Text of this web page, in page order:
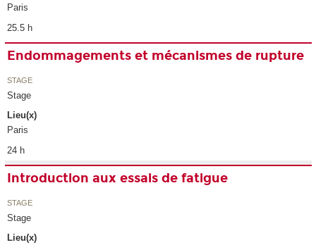
Paris
25.5 h
Endommagements et mécanismes de rupture
STAGE
Stage
Lieu(x)
Paris
24 h
Introduction aux essais de fatigue
STAGE
Stage
Lieu(x)